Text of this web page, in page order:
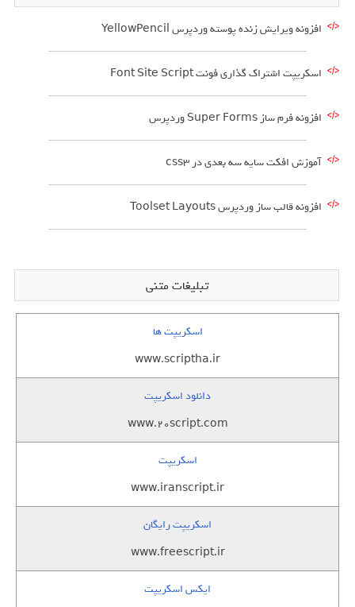
افزونه ویرایش زنده پوسته وردپرس YellowPencil
اسکریپت اشتراک گذاری فونت Font Site Script
افزونه فرم ساز Super Forms وردپرس
آموزش افکت سایه سه بعدی در css3
افزونه قالب ساز وردپرس Toolset Layouts
تبلیغات متنی
اسکریپت ها
www.scriptha.ir
دانلود اسکریپت
www.20script.com
اسکریپت
www.iranscript.ir
اسکریپت رایگان
www.freescript.ir
ایکس اسکریپت